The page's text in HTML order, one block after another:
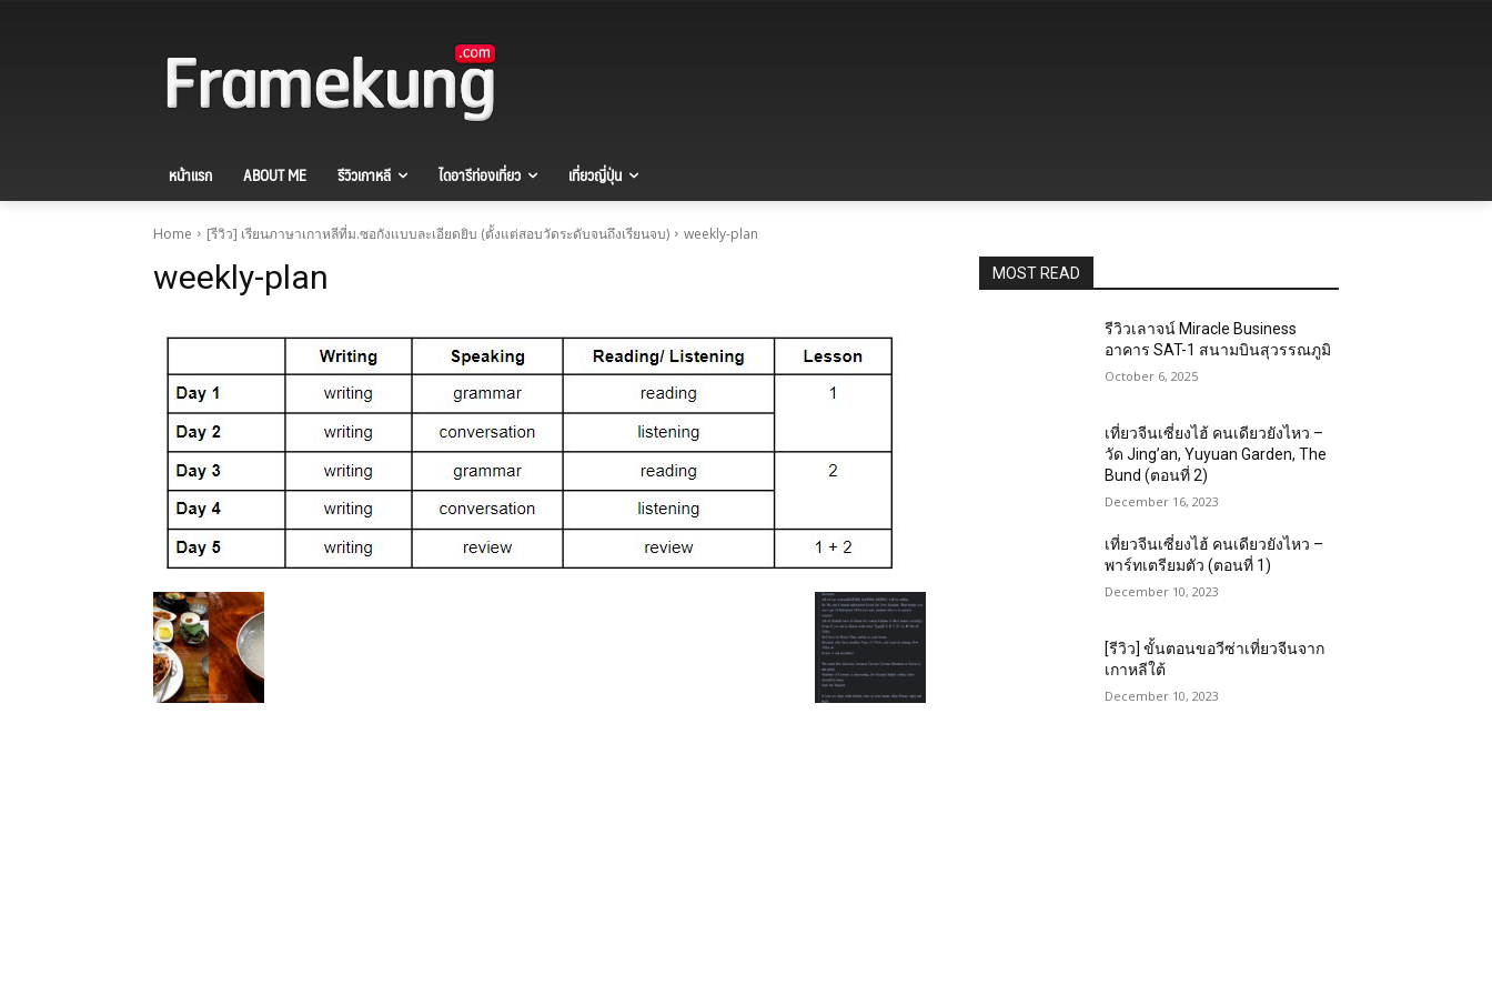
หน้าแรก ABOUT ME รีวิวเกาหลี ไดอารีท่องเที่ยว เที่ยวญี่ปุ่น
Home [รีวิว] เรียนภาษาเกาหลีที่ม.ซอกังแบบละเอียดยิบ (ตั้งแต่สอบวัดระดับจนถึงเรียนจบ) weekly-plan
weekly-plan MOST READ
รีวิวเลาจน์ Miracle Business
อาคาร SAT-1 สนามบินสุวรรณภูมิ
October 6, 2025
เที่ยวจีนเซี่ยงไฮ้ คนเดียวยังไหว –
วัด Jing’an, Yuyuan Garden, The
Bund (ตอนที่ 2)
December 16, 2023
เที่ยวจีนเซี่ยงไฮ้ คนเดียวยังไหว –
พาร์ทเตรียมตัว (ตอนที่ 1)
December 10, 2023
[รีวิว] ขั้นตอนขอวีซ่าเที่ยวจีนจาก
เกาหลีใต้
December 10, 2023